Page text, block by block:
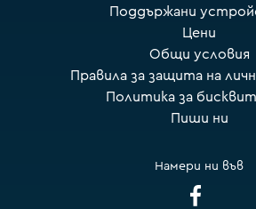
Поддържани
Цени
Общи условия
Правила за защита на
Политика за
Пиши ни
Намери ни във